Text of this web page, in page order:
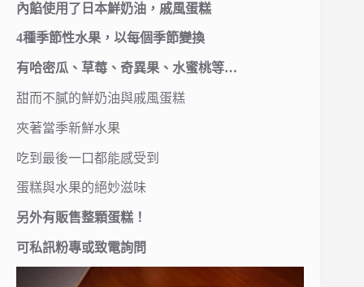
內餡使用了日本鮮奶油，戚風蛋糕
4種季節性水果，以每個季節變換
有哈密瓜、草莓、奇異果、水蜜桃等…
甜而不膩的鮮奶油與戚風蛋糕
夾著當季新鮮水果
吃到最後一口都能感受到
蛋糕與水果的絕妙滋味
另外有販售整顆蛋糕！
可私訊粉專或致電詢問